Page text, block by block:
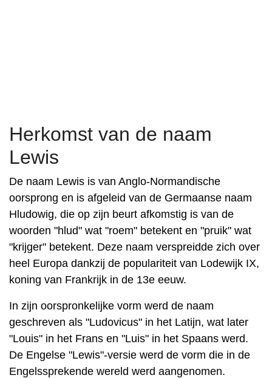
Herkomst van de naam
Lewis
De naam Lewis is van Anglo-Normandische
oorsprong en is afgeleid van de Germaanse naam
Hludowig, die op zijn beurt afkomstig is van de
woorden "hlud" wat "roem" betekent en "pruik" wat
"krijger" betekent. Deze naam verspreidde zich over
heel Europa dankzij de populariteit van Lodewijk IX,
koning van Frankrijk in de 13e eeuw.
In zijn oorspronkelijke vorm werd de naam
geschreven als "Ludovicus" in het Latijn, wat later
"Louis" in het Frans en "Luis" in het Spaans werd.
De Engelse "Lewis"-versie werd de vorm die in de
Engelssprekende wereld werd aangenomen.